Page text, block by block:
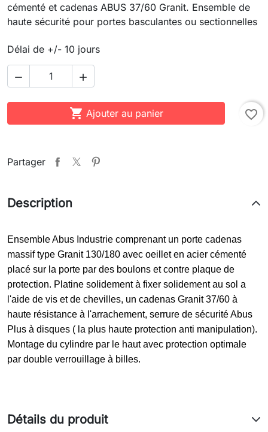
cémenté et cadenas ABUS 37/60 Granit. Ensemble de
haute sécurité pour portes basculantes ou sectionnelles
Délai de +/- 10 jours
 
 Ajouter au panier favorite_border
Partager
Description
Ensemble Abus Industrie comprenant un porte cadenas
massif type Granit 130/180 avec oeillet en acier cémenté
placé sur la porte par des boulons et contre plaque de
protection. Platine solidement à fixer solidement au sol a
l'aide de vis et de chevilles, un cadenas Granit 37/60 à
haute résistance à l'arrachement, serrure de sécurité Abus
Plus à disques ( la plus haute protection anti manipulation).
Montage du cylindre par le haut avec protection optimale
par double verrouillage à billes.
Détails du produit